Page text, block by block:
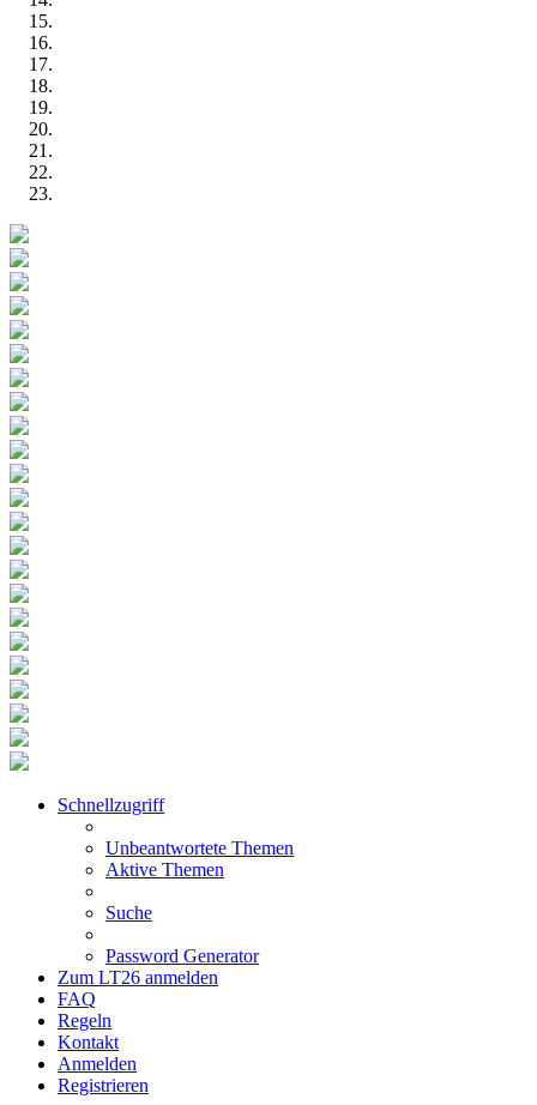
Schnellzugriff
Unbeantwortete Themen
Aktive Themen
Suche
Password Generator
Zum LT26 anmelden
FAQ
Regeln
Kontakt
Anmelden
Registrieren